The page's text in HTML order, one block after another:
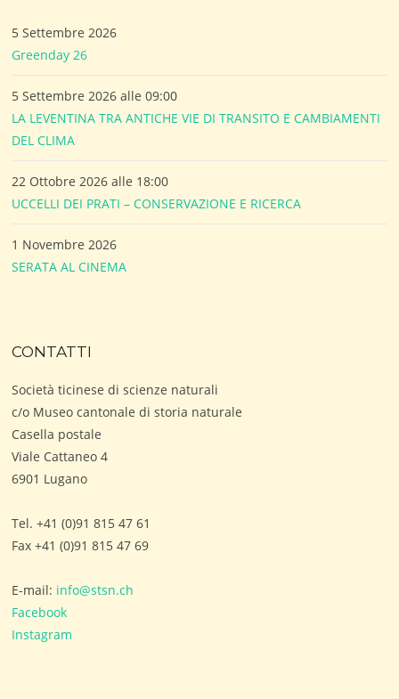
5 Settembre 2026
Greenday 26
5 Settembre 2026 alle 09:00
LA LEVENTINA TRA ANTICHE VIE DI TRANSITO E CAMBIAMENTI
DEL CLIMA
22 Ottobre 2026 alle 18:00
UCCELLI DEI PRATI – CONSERVAZIONE E RICERCA
1 Novembre 2026
SERATA AL CINEMA
CONTATTI
Società ticinese di scienze naturali
c/o Museo cantonale di storia naturale
Casella postale
Viale Cattaneo 4
6901 Lugano
Tel. +41 (0)91 815 47 61
Fax +41 (0)91 815 47 69
E-mail: info@stsn.ch
Facebook
Instagram